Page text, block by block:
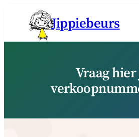
de
Jippiebeurs
Vraag hier